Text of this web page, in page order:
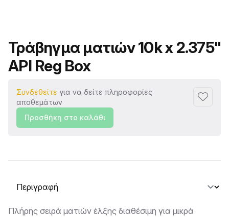
Όνομα προϊόντος
Τράβηγμα ματιών 10k x 2.375"
API Reg Box
Συνδεθείτε για να δείτε πληροφορίες
αποθεμάτων
Προσθήκη στο καλάθι
Επιλογή καρτέλας
Περιγραφή
Πλήρης σειρά ματιών έλξης διαθέσιμη για μικρά